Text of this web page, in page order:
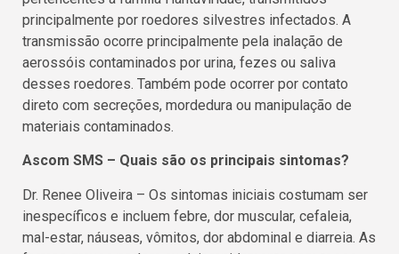
principalmente por roedores silvestres infectados. A
transmissão ocorre principalmente pela inalação de
aerossóis contaminados por urina, fezes ou saliva
desses roedores. Também pode ocorrer por contato
direto com secreções, mordedura ou manipulação de
materiais contaminados.
Ascom SMS – Quais são os principais sintomas?
Dr. Renee Oliveira – Os sintomas iniciais costumam ser
inespecíficos e incluem febre, dor muscular, cefaleia,
mal-estar, náuseas, vômitos, dor abdominal e diarreia. As